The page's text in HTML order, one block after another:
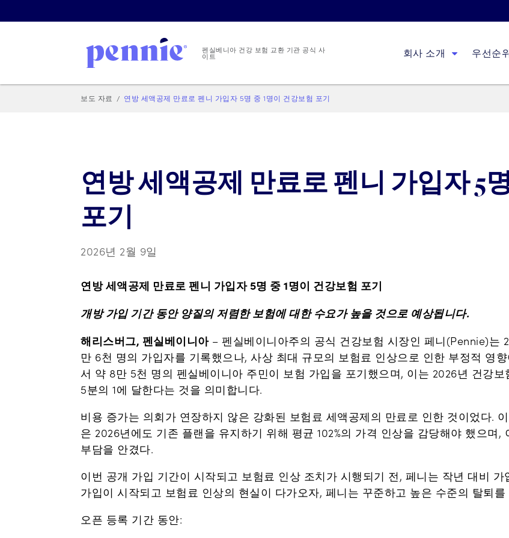
펜실베니아 건강 보험 교환 기관 공식 사
이트 회사 소개 우선순
보도 자료 연방 세액공제 만료로 펜니 가입자 5명 중 1명이 건강보험 포기
연방 세액공제 만료로 펜니 가입자 5
포기
2026년 2월 9일
연방 세액공제 만료로 펜니 가입자 5명 중 1명이 건강보험 포기
개방 가입 기간 동안 양질의 저렴한 보험에 대한 수요가 높을 것으로 예상됩니다.
해리스버그, 펜실베이니아– 펜실베이니아주의 공식 건강보험 시장인 페니(Pennie)는
만 6천 명의 가입자를 기록했으나, 사상 최대 규모의 보험료 인상으로 인한 부정적 영
서 약 8만 5천 명의 펜실베이니아 주민이 보험 가입을 포기했으며, 이는 2026년 건강
5분의 1에 달한다는 것을 의미합니다.
비용 증가는 의회가 연장하지 않은 강화된 보험료 세액공제의 만료로 인한 것이었다.
은 2026년에도 기존 플랜을 유지하기 위해 평균 102%의 가격 인상을 감당해야 했으며
부담을 안겼다.
이번 공개 가입 기간이 시작되고 보험료 인상 조치가 시행되기 전, 페니는 작년 대비
가입이 시작되고 보험료 인상의 현실이 다가오자, 페니는 꾸준하고 높은 수준의 탈퇴를
오픈 등록 기간 동안: